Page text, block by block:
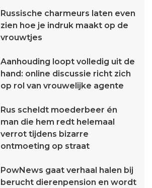
Russische charmeurs laten even
zien hoe je indruk maakt op de
vrouwtjes
Aanhouding loopt volledig uit de
hand: online discussie richt zich
op rol van vrouwelijke agente
Rus scheldt moederbeer én
man die hem redt helemaal
verrot tijdens bizarre
ontmoeting op straat
PowNews gaat verhaal halen bij
berucht dierenpension en wordt